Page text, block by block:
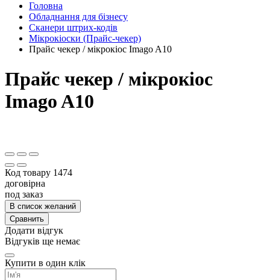
Головна
Обладнання для бізнесу
Сканери штрих-кодів
Мікрокіоски (Прайс-чекер)
Прайс чекер / мікрокіос Imago A10
Прайс чекер / мікрокіос
Imago A10
Код товару 1474
договірна
под заказ
В список желаний
Сравнить
Додати відгук
Відгуків ще немає
Купити в один клік